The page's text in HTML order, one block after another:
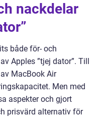
nackdelar
både för- och
Apples ”tjej dator”. Till
MacBook Air
Men med
aspekter och gjort
prisvärd alternativ för